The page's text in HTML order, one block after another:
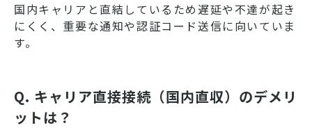
国内キャリアと直結しているため遅延や不達が起き
にくく、重要な通知や認証コード送信に向いていま
す。
Q. キャリア直接接続（国内直収）のデメリ
ットは？